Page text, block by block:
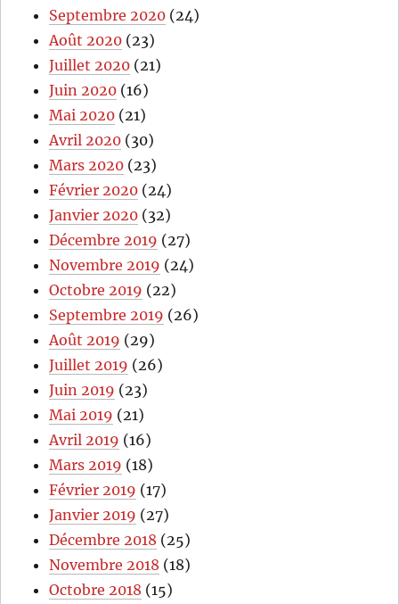
Septembre 2020 (24)
Août 2020 (23)
Juillet 2020 (21)
Juin 2020 (16)
Mai 2020 (21)
Avril 2020 (30)
Mars 2020 (23)
Février 2020 (24)
Janvier 2020 (32)
Décembre 2019 (27)
Novembre 2019 (24)
Octobre 2019 (22)
Septembre 2019 (26)
Août 2019 (29)
Juillet 2019 (26)
Juin 2019 (23)
Mai 2019 (21)
Avril 2019 (16)
Mars 2019 (18)
Février 2019 (17)
Janvier 2019 (27)
Décembre 2018 (25)
Novembre 2018 (18)
Octobre 2018 (15)